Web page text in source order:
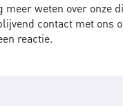
meer weten over onze
contact met ons
reactie.